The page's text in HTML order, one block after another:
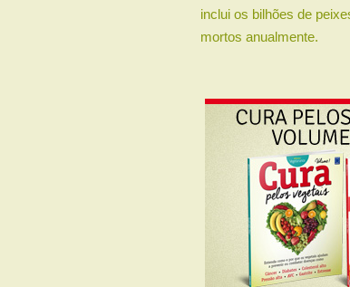
inclui os bilhões de
mortos anualmente.